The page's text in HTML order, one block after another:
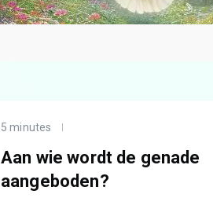
5 minutes
Aan wie wordt de genade
aangeboden?